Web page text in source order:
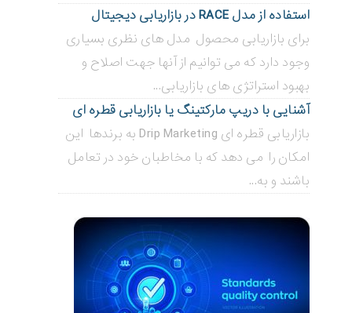
استفاده از مدل RACE در بازاریابی دیجیتال
برای بازاریابی محصول مدل های نظری بسیاری
وجود دارد که می توانیم از آنها جهت اصلاح و
بهبود استراتژی های بازاریابی...
آشنایی با دریپ مارکتینگ یا بازاریابی قطره ای
بازاریابی قطره ای Drip Marketing به برندها این
امکان را می دهد که با مخاطبان خود در تعامل
باشند و به...